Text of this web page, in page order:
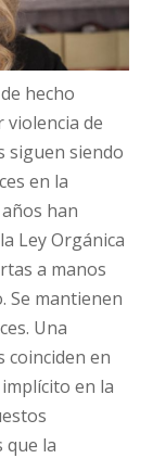
hecho
de
siguen siendo
en la
han
Ley Orgánica
a manos
Se mantienen
Una
coinciden en
en la
que la